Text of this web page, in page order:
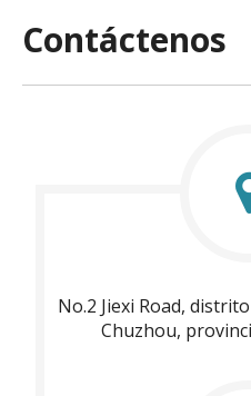
Contáctenos
No.2 Jiexi Road,
Chuzhou,